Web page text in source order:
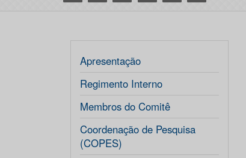
Apresentação
Regimento Interno
Membros do Comitê
Coordenação de Pesquisa
(COPES)